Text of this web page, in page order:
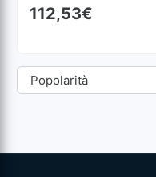
112,53€